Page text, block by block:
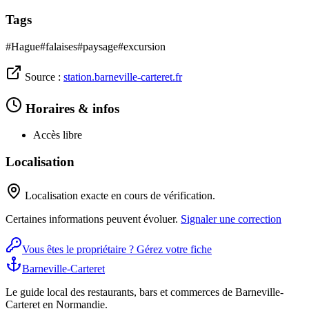
Tags
#Hague#falaises#paysage#excursion
Source : station.barneville-carteret.fr
Horaires & infos
Accès libre
Localisation
Localisation exacte en cours de vérification.
Certaines informations peuvent évoluer. Signaler une correction
Vous êtes le propriétaire ? Gérez votre fiche
Barneville-Carteret
Le guide local des restaurants, bars et commerces de Barneville-
Carteret en Normandie.